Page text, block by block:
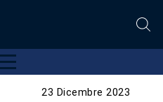
23 Dicembre 2023